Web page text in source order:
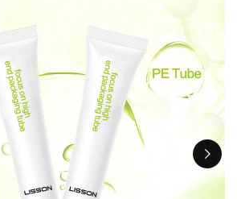
한국의
ไทย
Tiếng việt
中文